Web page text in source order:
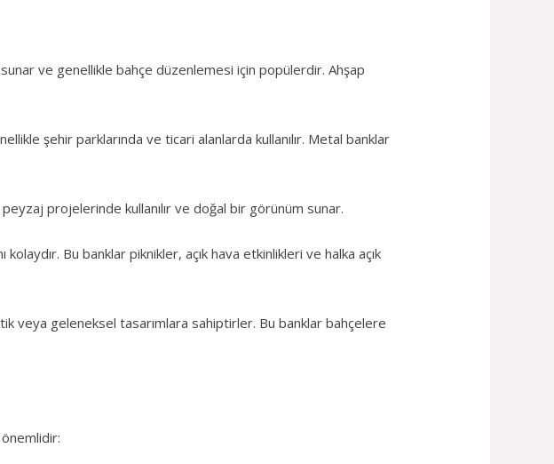
ve genellikle bahçe düzenlemesi için popülerdir. Ahşap
şehir parklarında ve ticari alanlarda kullanılır. Metal banklar
peyzaj projelerinde kullanılır ve doğal bir görünüm sunar.
Bu banklar piknikler, açık hava etkinlikleri ve halka açık
veya geleneksel tasarımlara sahiptirler. Bu banklar bahçelere